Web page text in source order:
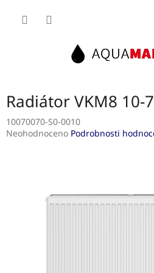
Radiátor VKM8 10-
10070070-S0-0010
Průměrné
Neohodnoceno Podrobnosti